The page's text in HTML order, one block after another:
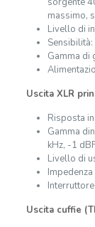
massimo,
Livello di
Gamma di
Uscita XLR
Risposta
Gamma
kHz, -1
Livello di
Uscita cuffie